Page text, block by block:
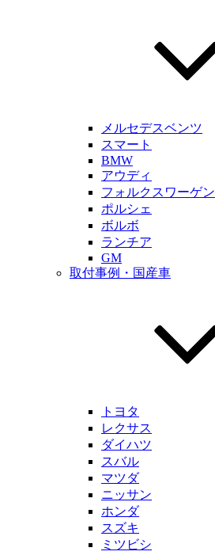
メルセデスベンツ
スマート
BMW
アウディ
フォルクスワーゲン
ポルシェ
ボルボ
ランチア
GM
取付事例・国産車
トヨタ
レクサス
ダイハツ
スバル
マツダ
ニッサン
ホンダ
スズキ
ミツビシ